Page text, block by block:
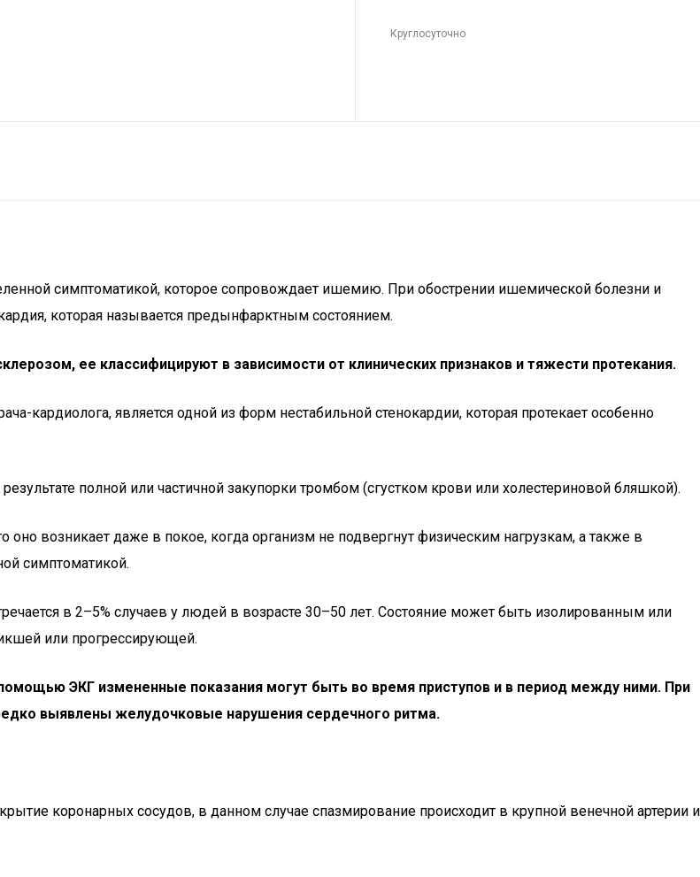
Круглосуточно
симптоматикой, которое сопровождает ишемию. При обострении ишемической болезни и
которая называется предынфарктным состоянием.
ее классифицируют в зависимости от клинических признаков и тяжести протекания.
кардиолога, является одной из форм нестабильной стенокардии, которая протекает особенно
полной или частичной закупорки тромбом (сгустком крови или холестериновой бляшкой).
оно возникает даже в покое, когда организм не подвергнут физическим нагрузкам, а также в
симптоматикой.
в 2–5% случаев у людей в возрасте 30–50 лет. Состояние может быть изолированным или
или прогрессирующей.
ЭКГ измененные показания могут быть во время приступов и в период между ними. При
выявлены желудочковые нарушения сердечного ритма.
коронарных сосудов, в данном случае спазмирование происходит в крупной венечной артерии и